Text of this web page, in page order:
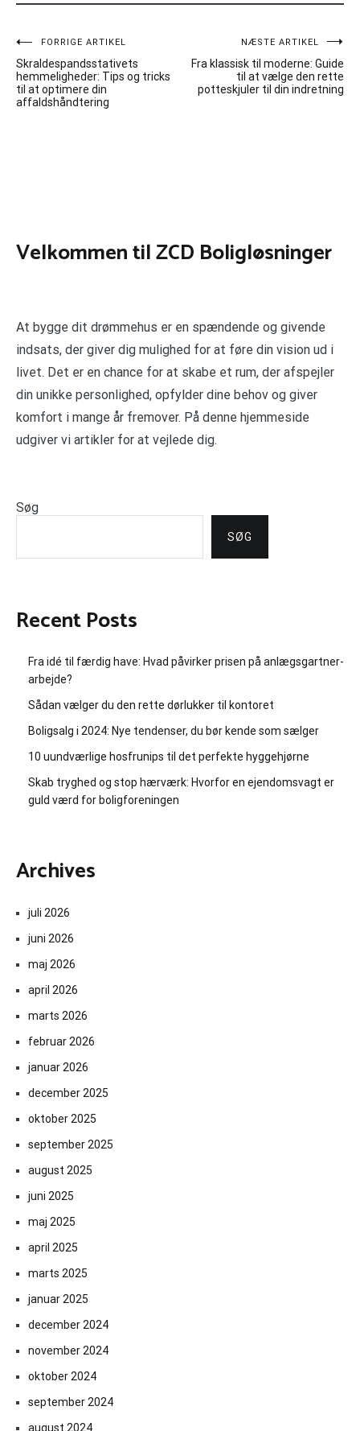
Indlægsnavigation
FORRIGE ARTIKEL
Skraldespandsstativets
hemmeligheder: Tips og tricks
til at optimere din
affaldshåndtering
NÆSTE ARTIKEL
Fra klassisk til moderne: Guide
til at vælge den rette
potteskjuler til din indretning
Velkommen til ZCD Boligløsninger
At bygge dit drømmehus er en spændende og givende
indsats, der giver dig mulighed for at føre din vision ud i
livet. Det er en chance for at skabe et rum, der afspejler
din unikke personlighed, opfylder dine behov og giver
komfort i mange år fremover. På denne hjemmeside
udgiver vi artikler for at vejlede dig.
Søg
SØG
Recent Posts
Fra idé til færdig have: Hvad påvirker prisen på anlægsgartner-
arbejde?
Sådan vælger du den rette dørlukker til kontoret
Boligsalg i 2024: Nye tendenser, du bør kende som sælger
10 uundværlige hosfrunips til det perfekte hyggehjørne
Skab tryghed og stop hærværk: Hvorfor en ejendomsvagt er
guld værd for boligforeningen
Archives
juli 2026
juni 2026
maj 2026
april 2026
marts 2026
februar 2026
januar 2026
december 2025
oktober 2025
september 2025
august 2025
juni 2025
maj 2025
april 2025
marts 2025
januar 2025
december 2024
november 2024
oktober 2024
september 2024
august 2024